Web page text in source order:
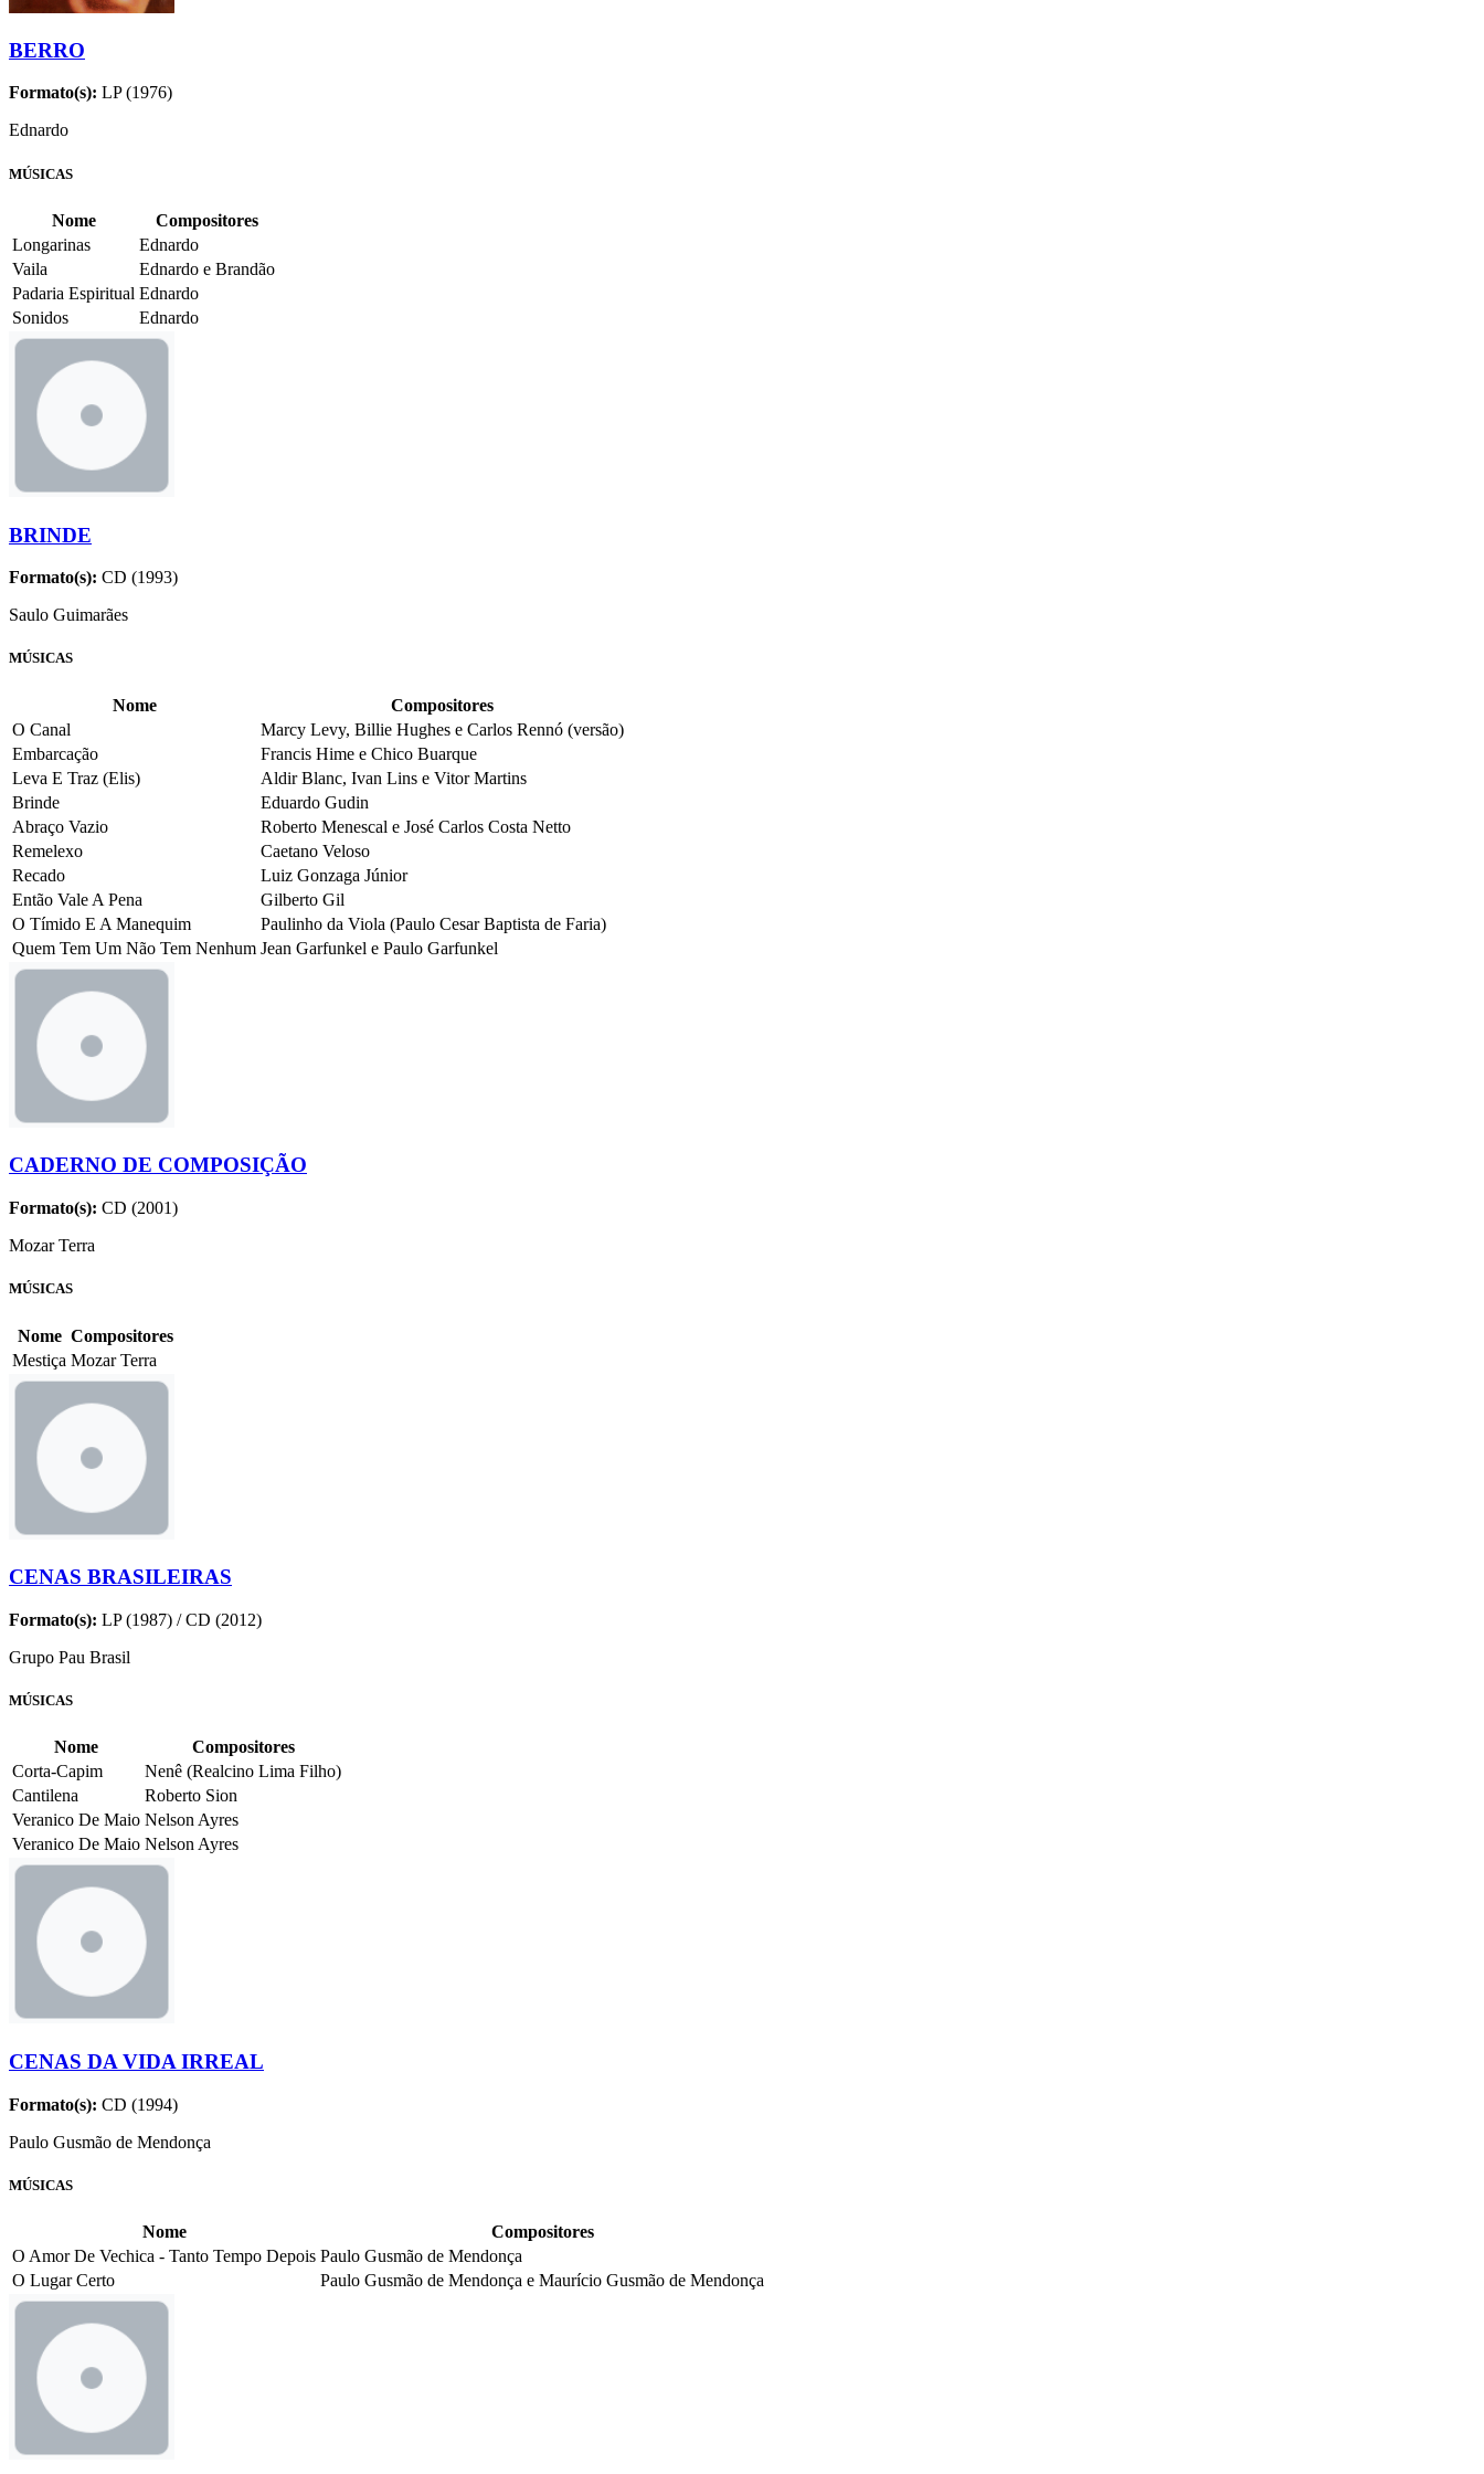
BERRO
Formato(s): LP (1976)
Ednardo
MÚSICAS
Nome
Compositores
Longarinas
Ednardo
Vaila
Ednardo e Brandão
Padaria Espiritual Ednardo
Sonidos
Ednardo
BRINDE
Formato(s): CD (1993)
Saulo Guimarães
MÚSICAS
Nome
Compositores
O Canal
Marcy Levy, Billie Hughes e Carlos Rennó (versão)
Embarcação
Francis Hime e Chico Buarque
Leva E Traz (Elis)
Aldir Blanc, Ivan Lins e Vitor Martins
Brinde
Eduardo Gudin
Abraço Vazio
Roberto Menescal e José Carlos Costa Netto
Remelexo
Caetano Veloso
Recado
Luiz Gonzaga Júnior
Então Vale A Pena
Gilberto Gil
O Tímido E A Manequim
Paulinho da Viola (Paulo Cesar Baptista de Faria)
Quem Tem Um Não Tem Nenhum Jean Garfunkel e Paulo Garfunkel
CADERNO DE COMPOSIÇÃO
Formato(s): CD (2001)
Mozar Terra
MÚSICAS
Nome Compositores
Mestiça Mozar Terra
CENAS BRASILEIRAS
Formato(s): LP (1987) / CD (2012)
Grupo Pau Brasil
MÚSICAS
Nome
Compositores
Corta-Capim
Nenê (Realcino Lima Filho)
Cantilena
Roberto Sion
Veranico De Maio Nelson Ayres
Veranico De Maio Nelson Ayres
CENAS DA VIDA IRREAL
Formato(s): CD (1994)
Paulo Gusmão de Mendonça
MÚSICAS
Nome
Compositores
O Amor De Vechica - Tanto Tempo Depois Paulo Gusmão de Mendonça
O Lugar Certo
Paulo Gusmão de Mendonça e Maurício Gusmão de Mendonça